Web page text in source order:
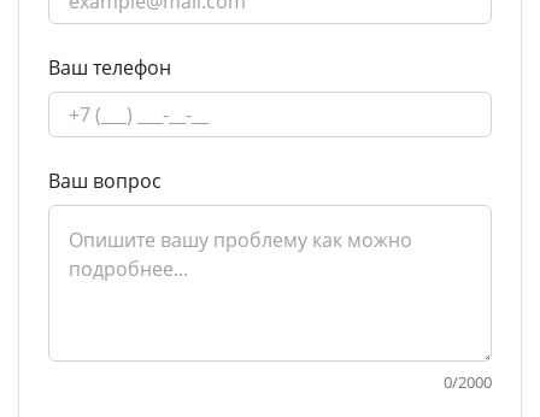
Ваш телефон
Ваш вопрос
0/2000